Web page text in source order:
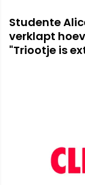
Studente
verklapt
"Triootje is